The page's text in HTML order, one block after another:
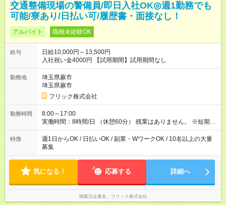
交通整備現場の警備員/即日入社OK◎週1勤務でも
可能/寮あり/日払い可/履歴書・面接なし！
アルバイト 職種未経験OK
給与
日給10,000円～13,500円
入社祝い金4000円 【試用期間】試用期間なし
勤務地
埼玉県蕨市
埼玉県蕨市
フリック株式会社
勤務時間
8:00～17:00
実働時間：8時間/日 （休憩60分） 残業はありません。 ※短期の
募集は行っておりません。予めご了承くださいませ。
特徴
週1日からOK / 日払いOK / 副業・WワークOK / 10名以上の大量
募集
気になる！ 応募する 詳細へ
掲載元企業名 フリック株式会社